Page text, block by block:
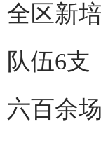
全区新
队伍6支
六百余